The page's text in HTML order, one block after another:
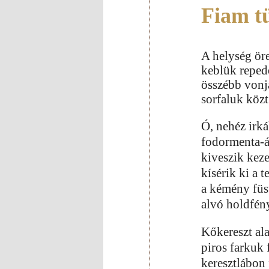
Fiam
A helység
keblük
összébb
sorfaluk
Ó, nehéz
fodormenta-
kiveszik
kísérik ki a
a kémény
alvó
Kőkereszt
piros farkuk